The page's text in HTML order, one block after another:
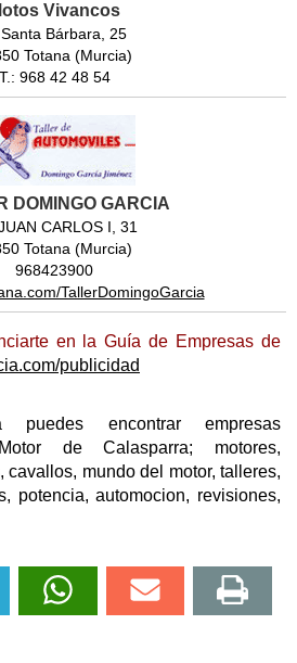
Vivancos
Bárbara, 25
Totana (Murcia)
T.: 968 42 48 54
DOMINGO GARCIA
CARLOS I, 31
Totana (Murcia)
968423900
TallerDomingoGarcia
en la Guía de Empresas de
publicidad
encontrar empresas
de Calasparra; motores,
cavallos, mundo del motor, talleres,
potencia, automocion, revisiones,